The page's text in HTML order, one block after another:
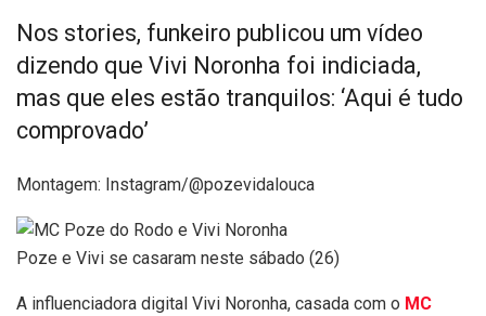
Nos stories, funkeiro publicou um vídeo
dizendo que Vivi Noronha foi indiciada,
mas que eles estão tranquilos: ‘Aqui é tudo
comprovado’
Montagem: Instagram/@pozevidalouca
Poze e Vivi se casaram neste sábado (26)
A influenciadora digital Vivi Noronha, casada com o MC